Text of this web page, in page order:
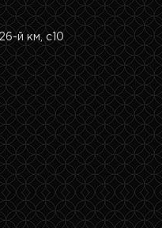
й км, с10